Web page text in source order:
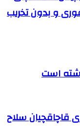
و بدون تخریب
است
قاچاقچیان سلاح